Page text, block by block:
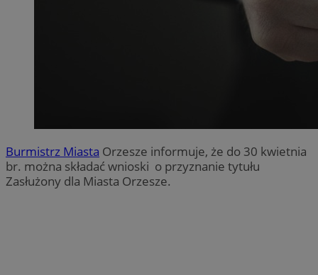
Burmistrz Miasta Orzesze informuje, że do 30 kwietnia
br. można składać wnioski o przyznanie tytułu
Zasłużony dla Miasta Orzesze.